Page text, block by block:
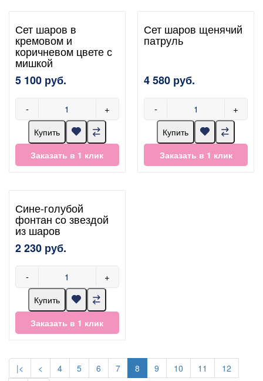
Сет шаров в
кремовом и
коричневом цвете с
мишкой
5 100 руб.
- +
Купить
Заказать в 1 клик
Сет шаров щенячий
патруль
4 580 руб.
- +
Купить
Заказать в 1 клик
Сине-голубой
фонтан со звездой
из шаров
2 230 руб.
- +
Купить
Заказать в 1 клик
|< < 4 5 6 7 8 9 10 11
12